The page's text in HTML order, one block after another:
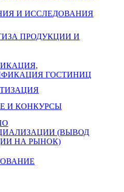
И ИССЛЕДОВАНИЯ
ПРОДУКЦИИ И
ГОСТИНИЦ
И КОНКУРСЫ
(ВЫВОД
НА РЫНОК)